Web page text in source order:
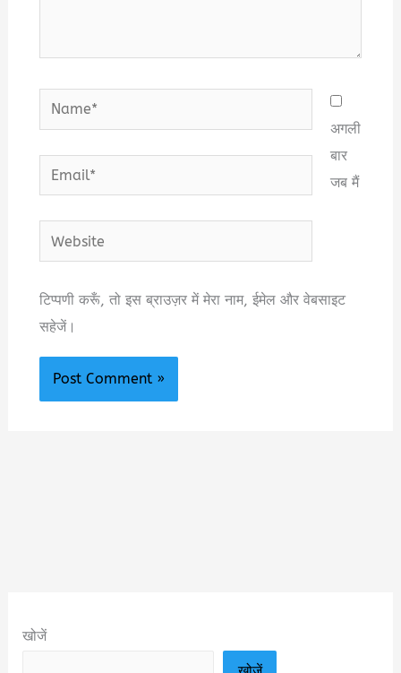
Name*
Email*
Website
अगली
बार
जब मैं
टिप्पणी करूँ, तो इस ब्राउज़र में मेरा नाम, ईमेल और वेबसाइट
सहेजें।
खोजें